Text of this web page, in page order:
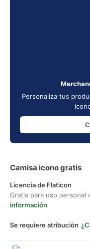
Personaliza tus
Camisa icono gratis
Licencia de Flaticon
Gratis para uso personal
información
Se requiere atribución